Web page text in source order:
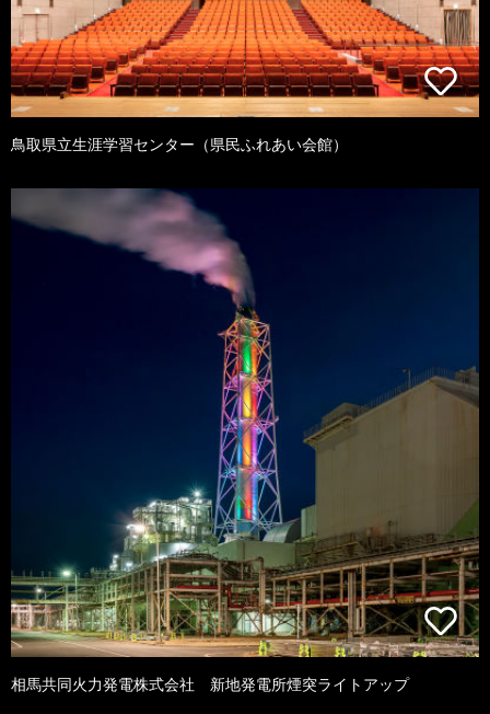
鳥取県立生涯学習センター（県民ふれあい会館）
相馬共同火力発電株式会社 新地発電所煙突ライトアップ